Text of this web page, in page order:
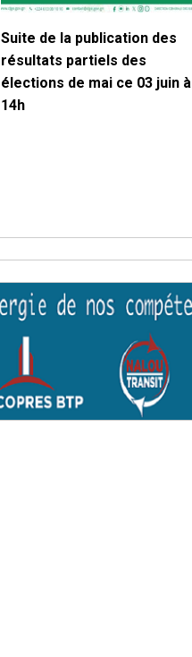
Suite de la publication des
résultats partiels des
élections de mai ce 03 juin à
14h